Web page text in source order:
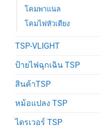
โคมพาแนล
โคมไฟหัวเตียง
TSP-VLIGHT
ป้ายไฟฉุกเฉิน TSP
สินค้าTSP
หม้อแปลง TSP
ไดรเวอร์ TSP